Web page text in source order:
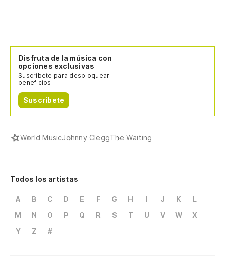
Disfruta de la música con
opciones exclusivas
Suscríbete para desbloquear
beneficios.
Suscríbete
World MusicJohnny CleggThe Waiting
Todos los artistas
A B C D E F G H I J K
L
M
N O P Q R S T U V W
X
Y
Z #